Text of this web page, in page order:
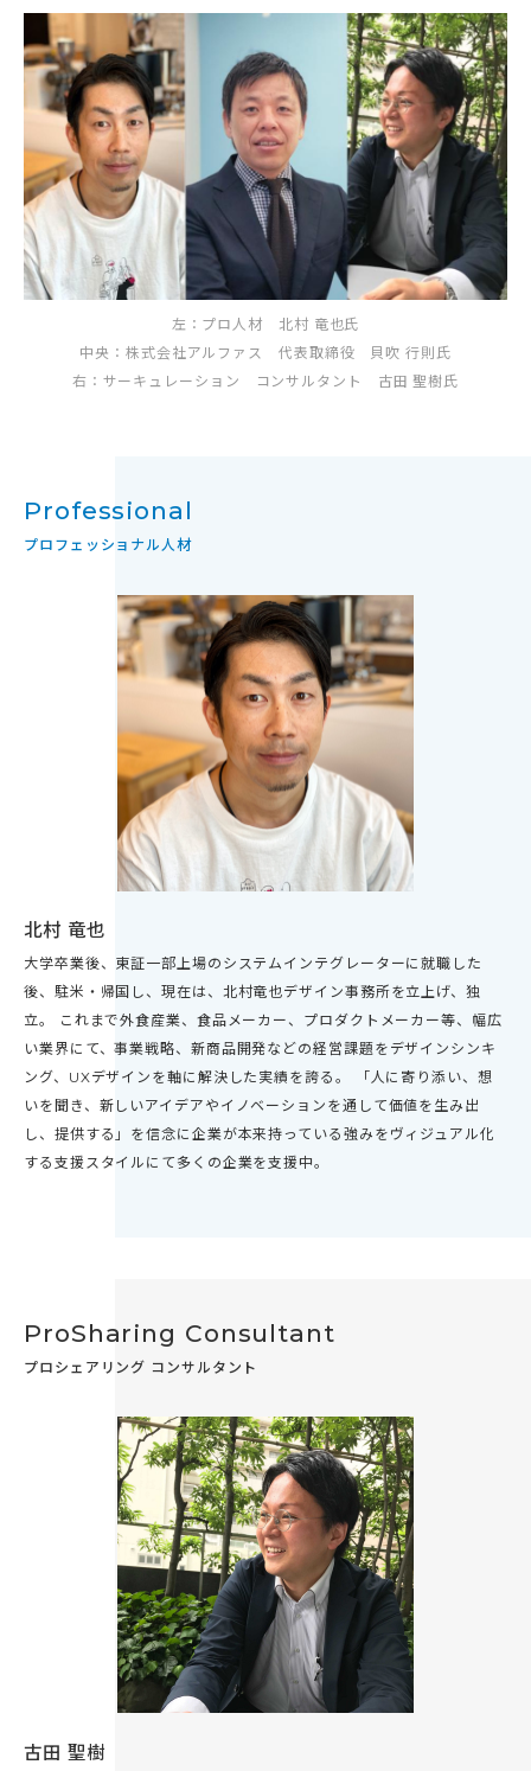
左：プロ人材 北村 竜也氏
中央：株式会社アルファス 代表取締役 貝吹 行則氏
右：サーキュレーション コンサルタント 古田 聖樹氏
Professional
プロフェッショナル人材
北村 竜也
大学卒業後、東証一部上場のシステムインテグレーターに就職した
後、駐米・帰国し、現在は、北村竜也デザイン事務所を立上げ、独
立。 これまで外食産業、食品メーカー、プロダクトメーカー等、幅広
い業界にて、事業戦略、新商品開発などの経営課題をデザインシンキ
ング、UXデザインを軸に解決した実績を誇る。 「人に寄り添い、想
いを聞き、新しいアイデアやイノベーションを通して価値を生み出
し、提供する」を信念に企業が本来持っている強みをヴィジュアル化
する支援スタイルにて多くの企業を支援中。
ProSharing Consultant
プロシェアリング コンサルタント
古田 聖樹